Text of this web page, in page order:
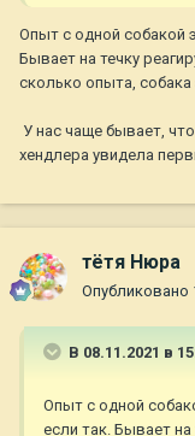
Опыт с одной собакой
Бывает на течку
сколько опыта, собака
У нас чаще бывает,
хендлера увидела
тётя Нюра
Опубликовано
В 08.11.2021 в
Опыт с одной
если так. Бывает